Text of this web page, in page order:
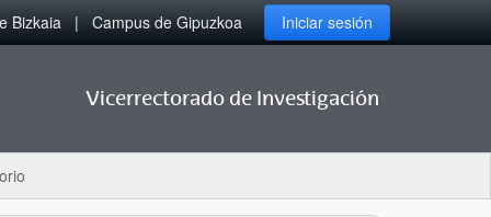
Bizkaia Campus de Gipuzkoa Iniciar sesión
Vicerrectorado de Investigación